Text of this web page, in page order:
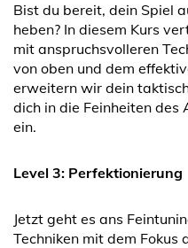
Bist du bereit, dein Spiel
heben? In diesem Kurs
mit anspruchsvolleren
von oben und dem
erweitern wir dein
dich in die Feinheiten
ein.
Level 3: Perfektionierung
Jetzt geht es ans
Techniken mit dem Fokus